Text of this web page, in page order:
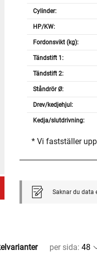
Cylinder:
HP/KW:
Fordonsvikt (kg):
Tändstift 1:
Tändstift 2:
Ståndrör Ø:
Drev/kedjehjul:
Kedja/slutdrivning:
* Vi fastställer
Saknar du data
per sida: